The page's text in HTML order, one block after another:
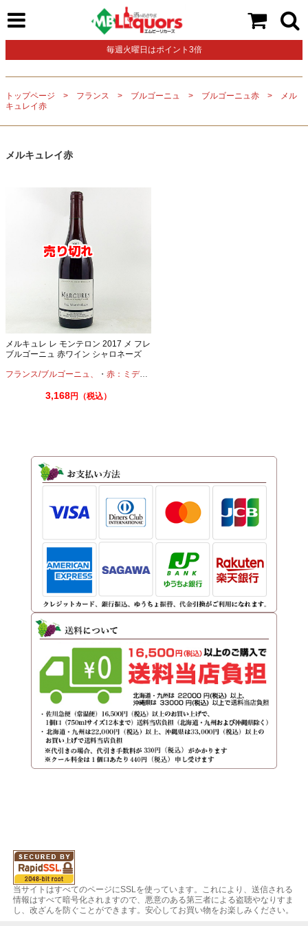
毎週火曜日はポイント3倍
トップページ フランス ブルゴーニュ ブルゴーニュ赤
メル
キュレイ赤
メルキュレイ赤
メルキュレ レ モンテロン 2017 メ フレ
ブルゴーニュ 赤ワイン シャロネーズ
フランス/ブルゴーニュ、 ・ 赤：ミディアムボディ
3,168円（税込）
当サイトはすべてのページにSSLを使っています。これにより、送信される
情報はすべて暗号化されますので、悪意のある第三者による盗聴やなりすま
し、改ざんを防ぐことができます。安心してお買い物をお楽しみください。